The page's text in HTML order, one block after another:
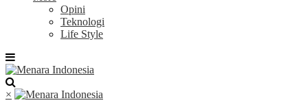
Opini
Teknologi
Life Style
×